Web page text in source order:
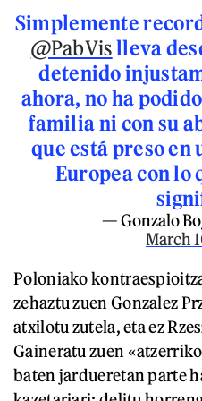
Simplemente
@PabVislleva
detenido
ahora, no ha
familia ni con su
que está preso en
Europea con lo
— Gonzalo
March
Poloniako
zehaztu zuen Gonzalez
atxilotu zutela, eta ez
Gaineratu zuen
baten jardueretan parte